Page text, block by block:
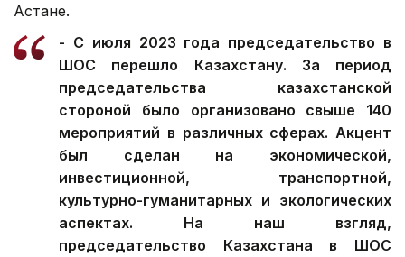
Астане.
- С июля 2023 года председательство в
ШОС перешло Казахстану. За период
председательства казахстанской
стороной было организовано свыше 140
мероприятий в различных сферах. Акцент
был сделан на экономической,
инвестиционной, транспортной,
культурно-гуманитарных и экологических
аспектах. На наш взгляд,
председательство Казахстана в ШОС